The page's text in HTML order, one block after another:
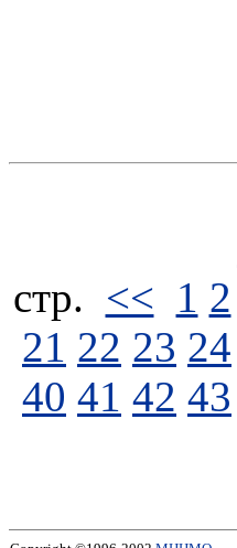
стp. << 1 2
21 22 23 24
40 41 42 43